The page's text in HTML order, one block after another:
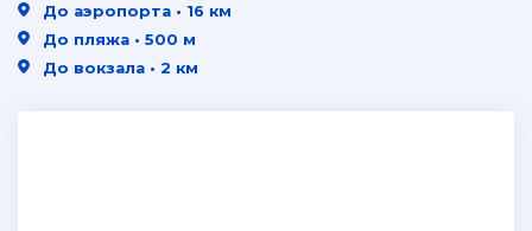
До аэропорта • 16 км
До пляжа • 500 м
До вокзала • 2 км